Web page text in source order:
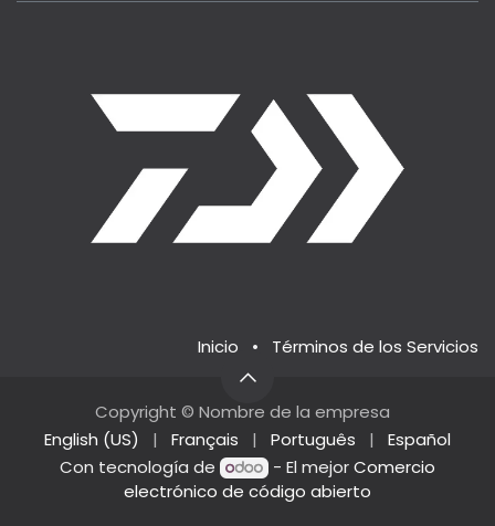
Inicio • Términos de los Servicios
Copyright © Nombre de la empresa
English (US)
| Français | Português |
Español
Con tecnología de
- El mejorComercio
electrónico de código abierto